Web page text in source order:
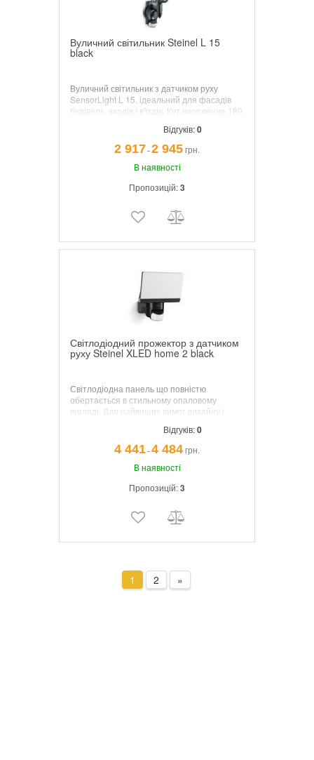
Вуличний світильник Steinel L 15
black
Вуличний світильник з датчиком руху
SensorLight L 15, ідеальний для фасадів
будівель, входів і в'їздів. Кут охоплення 180
включення світла і сутінкового порога,
можливість повороту сенсора по вертикалі
на 90 ° для точного регулювання зони
Відгуків:0
2 917¯2 945грн.
В наявності
Пропозицій:3
Світлодіодний прожектор з датчиком
руху Steinel XLED home 2 black
Світлодіодна панель що повністю
обертається в стильному опаловому
вигляді. Для найвищих вимог дизайну і
лм при споживаної потужності всього 14
Вт. Прецизійний ІК-датчик повороту
(горизонтальний: 180 °, вертикальний: 90
°). Кут виявлення 180 °, дальність 10 м,
охолодження з магнієвого композиту.
Відгуків:0
4 441¯4 484грн.
В наявності
Пропозицій:3
1 2 »